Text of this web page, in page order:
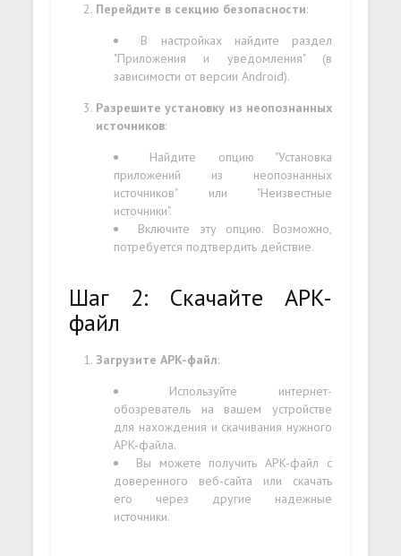
Перейдите в секцию безопасности:
В настройках найдите раздел
"Приложения и уведомления" (в
зависимости от версии Android).
Разрешите установку из неопознанных
источников:
Найдите опцию "Установка
приложений из неопознанных
источников" или "Неизвестные
источники".
Включите эту опцию. Возможно,
потребуется подтвердить действие.
Шаг 2: Скачайте APK-
файл
Загрузите APK-файл:
Используйте интернет-
обозреватель на вашем устройстве
для нахождения и скачивания нужного
APK-файла.
Вы можете получить APK-файл с
доверенного веб-сайта или скачать
его через другие надежные
источники.